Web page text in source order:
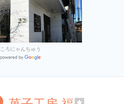
ころにゃんちゅう